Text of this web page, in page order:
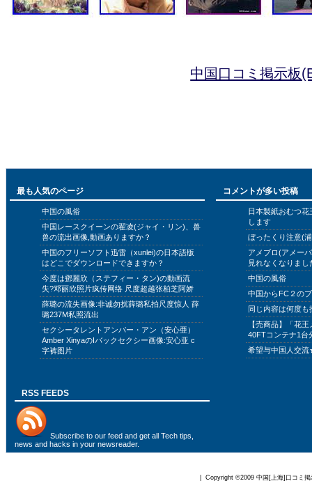
中国口コミ掲示板
最も人気のページ
中国の風俗
中国レースクイーンの翟凌(ジャイ・リン)、兽
兽の流出画像,動画ありますか？
中国のフリーソフト迅雷（xunlei)の日本語版
はどこでダウンロードできますか？
今度は鄧麗欣（ステフィー・タン)の動画流
失?邓丽欣照片疯传网络 尺度超越张柏芝阿娇
薛璐の流失画像:非诚勿扰薛璐私拍尺度惊人 薛
璐237M私照流出
セクシータレントアンバー・アン（安心亜）
Amber XinyaのIバックセクシー画像:安心亚 c
字裤图片
コメントが多い投稿
日本製紙おむつ
します
ぼったくり注意(
アメブロ(アメー
見れなくなりまし
中国の風俗
中国からFC２の
同じ内容は何度
【売商品】「花
40FTコンテナ1台
希望与中国人交
RSS FEEDS
Subscribe to our feed and get all Tech tips,
news and hacks in your newsreader.
| Copyright ©2009 中国[上海]口コミ掲